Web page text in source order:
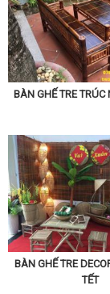
BÀN GHẾ TRE TRÚC
BÀN GHẾ TRE
TẾT